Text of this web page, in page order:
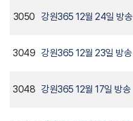
3050 강원365 12월 24일 방송
3049 강원365 12월 23일 방송
3048 강원365 12월 17일 방송